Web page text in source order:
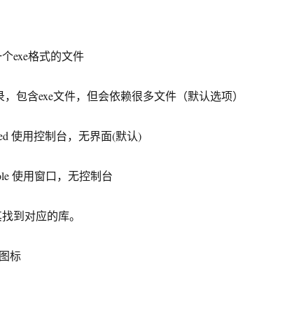
exe格式的文件
包含exe文件，但会依赖很多文件（默认选项）
使用控制台，无界面(默认)
使用窗口，无控制台
到对应的库。
标